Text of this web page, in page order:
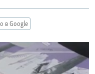
в Google